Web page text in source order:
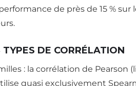
de près de 15 % sur
TYPES DE CORRÉLATION
: la corrélation de Pearson
quasi exclusivement